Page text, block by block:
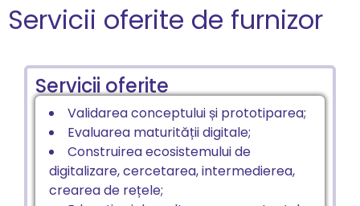
Servicii oferite de furnizor
Servicii oferite
Validarea conceptului și prototiparea;
Evaluarea maturității digitale;
Construirea ecosistemului de
digitalizare, cercetarea, intermedierea,
crearea de rețele;